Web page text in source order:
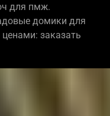
для пмж.
домики для
заказать